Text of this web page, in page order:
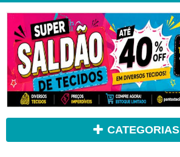
CATEGORIAS